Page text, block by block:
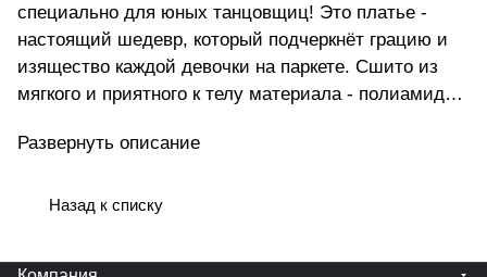
специально для юных танцовщиц! Это платье -
настоящий шедевр, который подчеркнёт грацию и
изящество каждой девочки на паркете. Сшито из
мягкого и приятного к телу материала - полиамида
движений во время танца. Розовый цвет придаёт
застежки легко надевается и снимается, а рукава
Развернуть описание
Назад к списку